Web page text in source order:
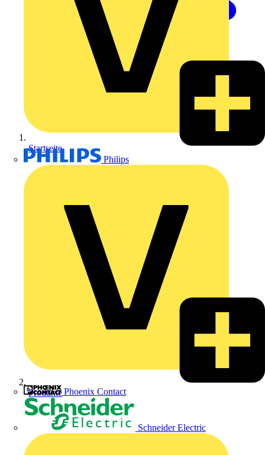
Philips
Phoenix Contact
Schneider Electric
Startseite
Produkte